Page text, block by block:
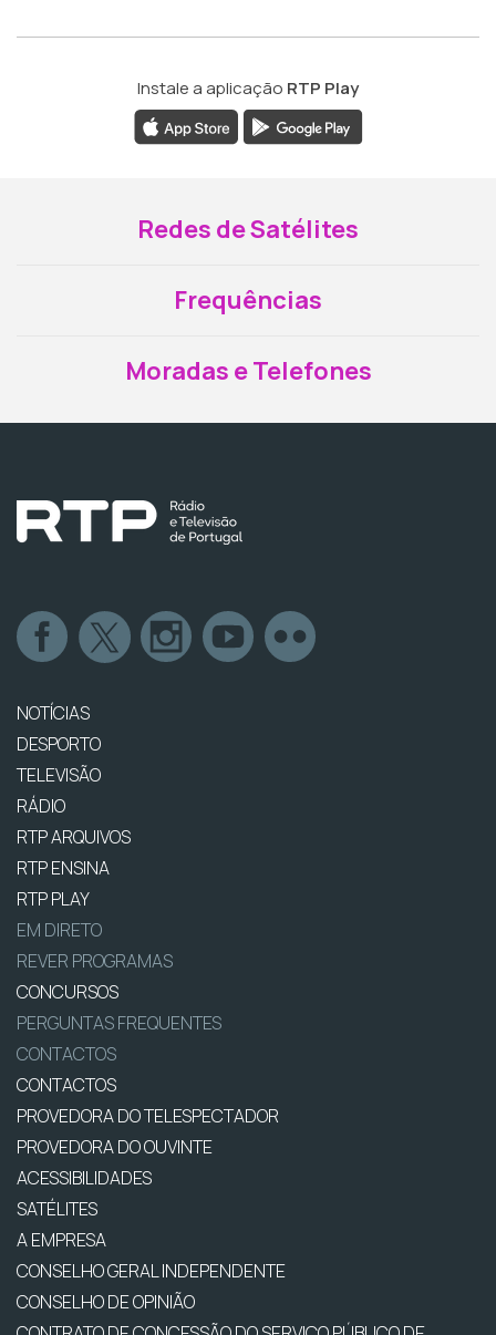
Instale a aplicação RTP Play
Redes de Satélites
Frequências
Moradas e Telefones
NOTÍCIAS
DESPORTO
TELEVISÃO
RÁDIO
RTP ARQUIVOS
RTP ENSINA
RTP PLAY
EM DIRETO
REVER PROGRAMAS
CONCURSOS
PERGUNTAS FREQUENTES
CONTACTOS
CONTACTOS
PROVEDORA DO TELESPECTADOR
PROVEDORA DO OUVINTE
ACESSIBILIDADES
SATÉLITES
A EMPRESA
CONSELHO GERAL INDEPENDENTE
CONSELHO DE OPINIÃO